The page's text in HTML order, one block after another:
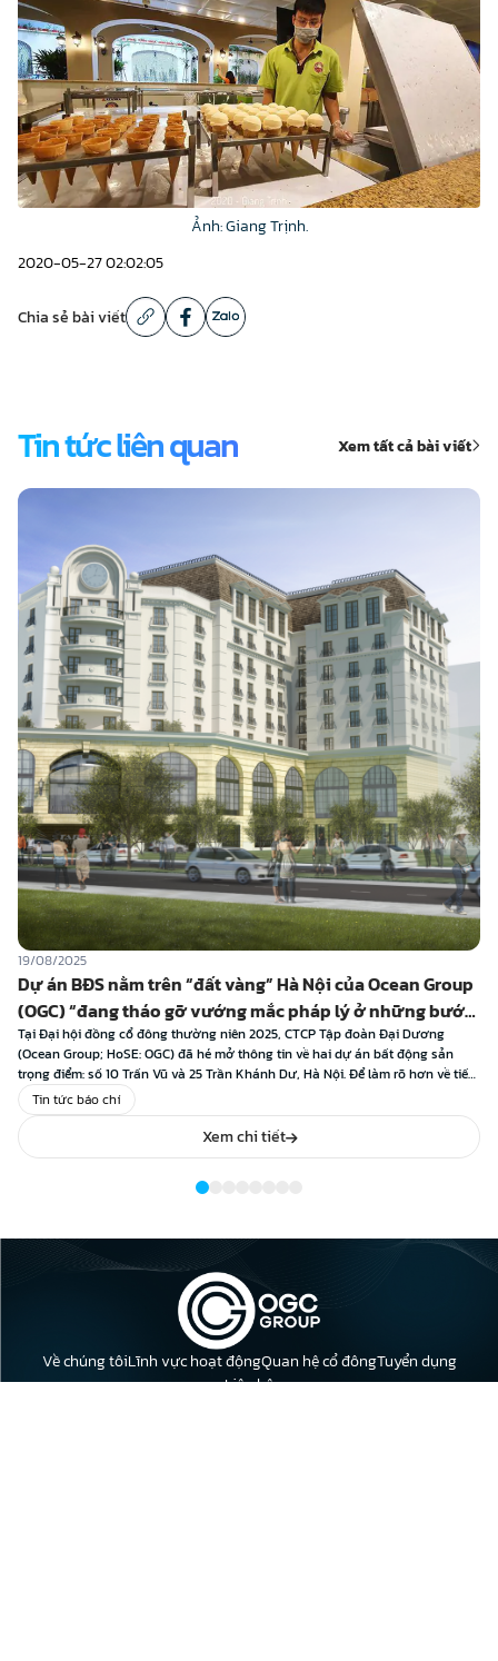
Ảnh: Giang Trịnh.
2020-05-27 02:02:05
Chia sẻ bài viết
Tin tức liên quan Xem tất cả bài viết
19/08/2025
Tin tức báo chí
Dự án BĐS nằm trên “đất vàng” Hà Nội của Ocean Group
(OGC) “đang tháo gỡ vướng mắc pháp lý ở những bước
cuối cùng”
Tại Đại hội đồng cổ đông thường niên 2025, CTCP Tập đoàn Đại Dương
(Ocean Group; HoSE: OGC) đã hé mở thông tin về hai dự án bất động sản
trọng điểm: số 10 Trấn Vũ và 25 Trần Khánh Dư, Hà Nội. Để làm rõ hơn về tiến
độ xử lý cũng như định […]
Xem chi tiết
Về chúng tôiLĩnh vực hoạt độngQuan hệ cổ đôngTuyển dụng
Liên hệ